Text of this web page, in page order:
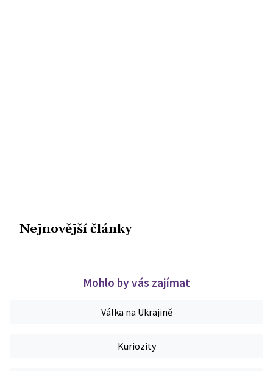
Nejnovější články
Mohlo by vás zajímat
Válka na Ukrajině
Kuriozity